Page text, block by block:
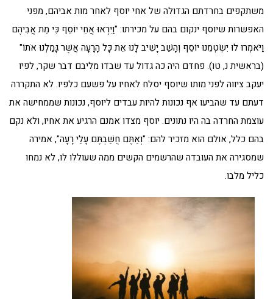
משתקפים בחרדתם הגדולה של אחי יוסף לאחר מות אביהם, מפני
האפשרות שיוסף ינקום בהם על מכירתו: "וַיִּרְאוּ אֲחֵי יוֹסֵף כִּי מֵת אֲבִיהֶם
וַיֹּאמְרוּ לוּ יִשְׂטְמֵנוּ יוֹסֵף וְהָשֵׁב יָשִׁיב לָנוּ אֵת כָּל הָרָעָה אֲשֶׁר גָּמַלְנוּ אֹתוֹ"
(בראשית נ, טו). פחדם היה כה גדול עד שבדו מליבם דבר שקר, לפיו
יעקב ציווה לפני מותו שיוסף יסלח לאחיו על פשעם כלפיו. לא התקררה
דעתם עד שהביעו אף נכונות להיות עבדים ליוסף, נכונות שממחישה את
עוצמת החרדה בה היו נתונים. יוסף מצדו אמנם הרגיע את אחיו, ולא נקם
בהם כלל, אולם הוא מזכיר להם: "וְאַתֶּם חֲשַׁבְתֶּם עָלַי רָעָה", אמירה
שמסגירה את העובדה שהרשמים הקשים ממה שעוללו לו, לא נמחו
כליל מלבו.